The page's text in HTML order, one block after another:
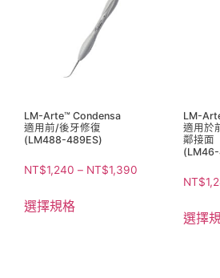
LM-Arte™ Condensa
適用前/後牙修復
(LM488-489ES)
NT$1,240 – NT$1,390
選擇規格
LM-
適用於
鄰接面
NT$
選擇